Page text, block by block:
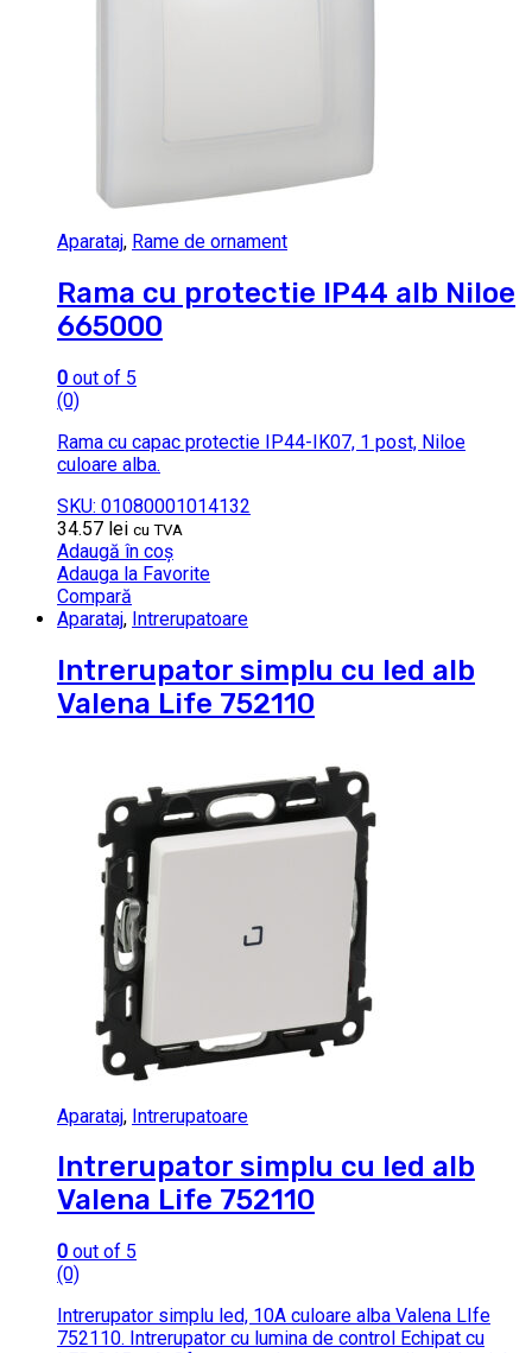
Aparataj, Rame de ornament
Rama cu protectie IP44 alb Niloe
665000
0 out of 5
(0)
Rama cu capac protectie IP44-IK07, 1 post, Niloe
culoare alba.
SKU: 01080001014132
34.57 lei cu TVA
Adaugă în coș
Adauga la Favorite
Compară
Aparataj, Intrerupatoare
Intrerupator simplu cu led alb
Valena Life 752110
Aparataj, Intrerupatoare
Intrerupator simplu cu led alb
Valena Life 752110
0 out of 5
(0)
Intrerupator simplu led, 10A culoare alba Valena LIfe
752110. Intrerupator cu lumina de control Echipat cu